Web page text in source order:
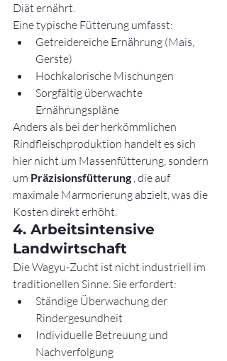
Diät ernährt.
Eine typische Fütterung umfasst:
Getreidereiche Ernährung (Mais,
Gerste)
Hochkalorische Mischungen
Sorgfältig überwachte
Ernährungspläne
Anders als bei der herkömmlichen
Rindfleischproduktion handelt es sich
hier nicht um Massenfütterung, sondern
um Präzisionsfütterung , die auf
maximale Marmorierung abzielt, was die
Kosten direkt erhöht.
4. Arbeitsintensive
Landwirtschaft
Die Wagyu-Zucht ist nicht industriell im
traditionellen Sinne. Sie erfordert:
Ständige Überwachung der
Rindergesundheit
Individuelle Betreuung und
Nachverfolgung